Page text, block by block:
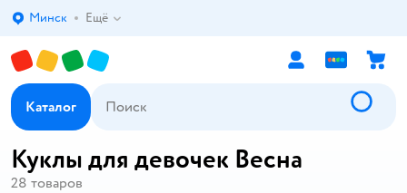
Выбор адреса доставки.
Минск Ещё
Каталог
Куклы для девочек Весна
28 товаров